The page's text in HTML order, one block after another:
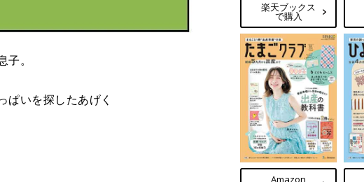
。
ぱいを探したあげく
楽天ブックス
で購入
Amazon